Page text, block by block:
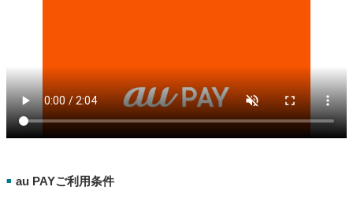
■ au PAYご利用条件